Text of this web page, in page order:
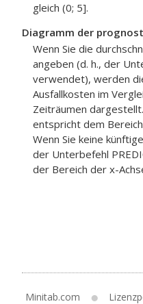
gleich (0; 5].
Diagramm der
Wenn Sie die
angeben (d. h., der
verwendet), werden
Ausfallkosten im
Zeiträumen
entspricht dem
Wenn Sie keine
der Unterbefehl
der Bereich der x-
Minitab.com